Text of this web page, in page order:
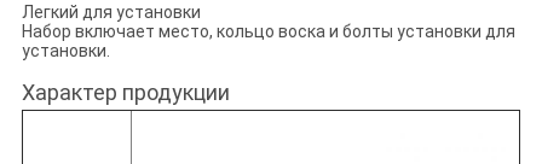
Легкий для установки
Набор включает место, кольцо воска и болты установки для
установки.
Характер продукции